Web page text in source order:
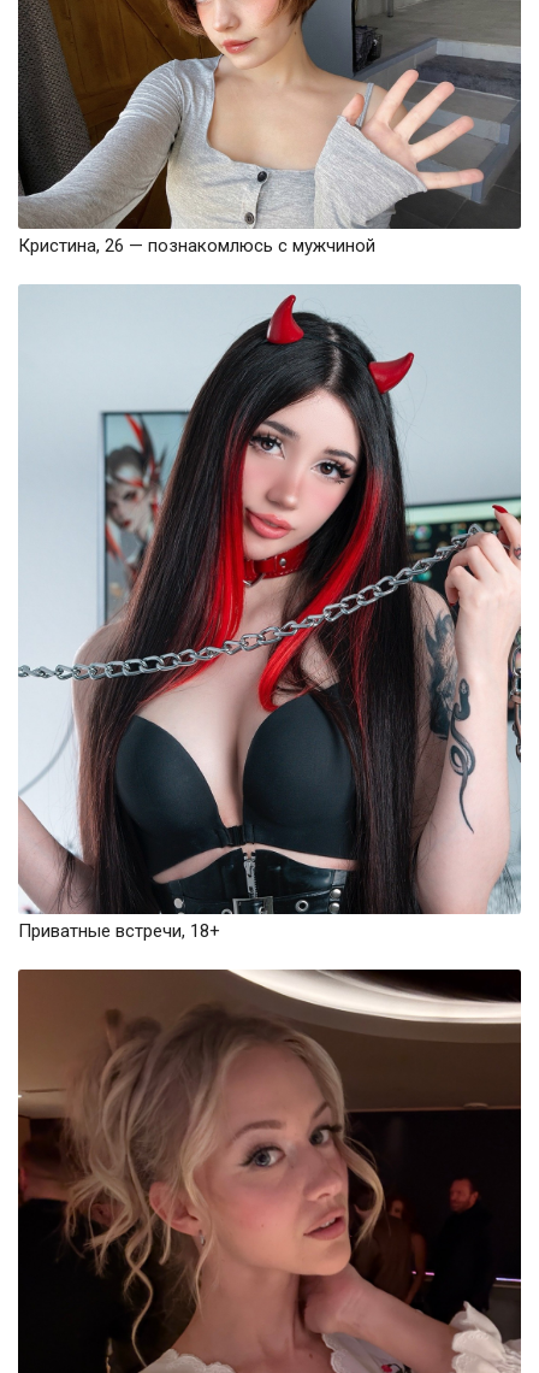
Кристина, 26 — познакомлюсь с мужчиной
Приватные встречи, 18+